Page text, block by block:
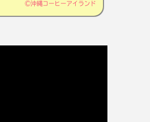
©沖縄コーヒーアイランド